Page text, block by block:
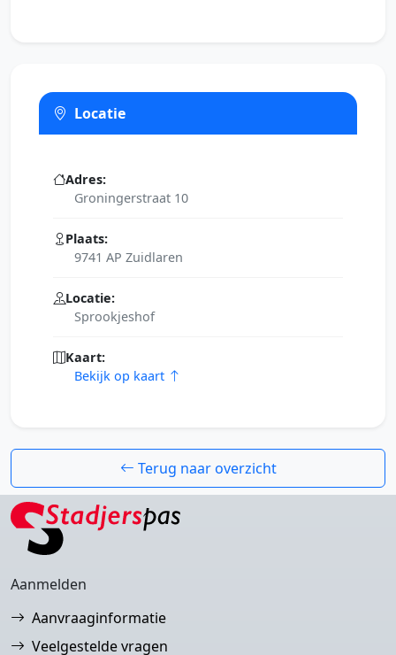
Locatie
Adres:
Groningerstraat 10
Plaats:
9741 AP Zuidlaren
Locatie:
Sprookjeshof
Kaart:
Bekijk op kaart
Terug naar overzicht
Aanmelden
Aanvraaginformatie
Veelgestelde vragen